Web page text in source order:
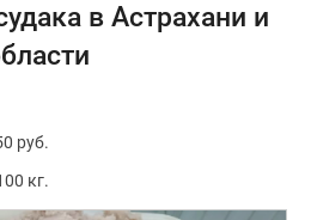
в Астрахани и
руб.
кг.